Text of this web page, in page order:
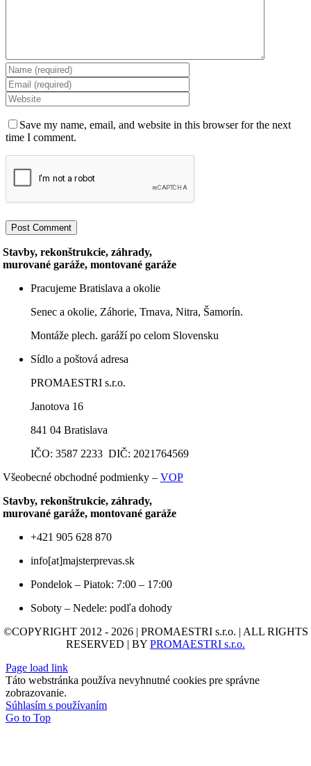
Save my name, email, and website in this browser for the next
time I comment.
Stavby, rekonštrukcie, záhrady,
murované garáže, montované garáže
Pracujeme Bratislava a okolie
Senec a okolie, Záhorie, Trnava, Nitra, Šamorín.
Montáže plech. garáží po celom Slovensku
Sídlo a poštová adresa
PROMAESTRI s.r.o.
Janotova 16
841 04 Bratislava
IČO: 3587 2233 DIČ: 2021764569
Všeobecné obchodné podmienky – VOP
Stavby, rekonštrukcie, záhrady,
murované garáže, montované garáže
+421 905 628 870
info[at]majsterprevas.sk
Pondelok – Piatok: 7:00 – 17:00
Soboty – Nedele: podľa dohody
©COPYRIGHT 2012 - 2026 | PROMAESTRI s.r.o. | ALL RIGHTS
RESERVED | BY PROMAESTRI s.r.o.
Page load link
Táto webstránka používa nevyhnutné cookies pre správne
zobrazovanie.
Súhlasím s používaním
Go to Top